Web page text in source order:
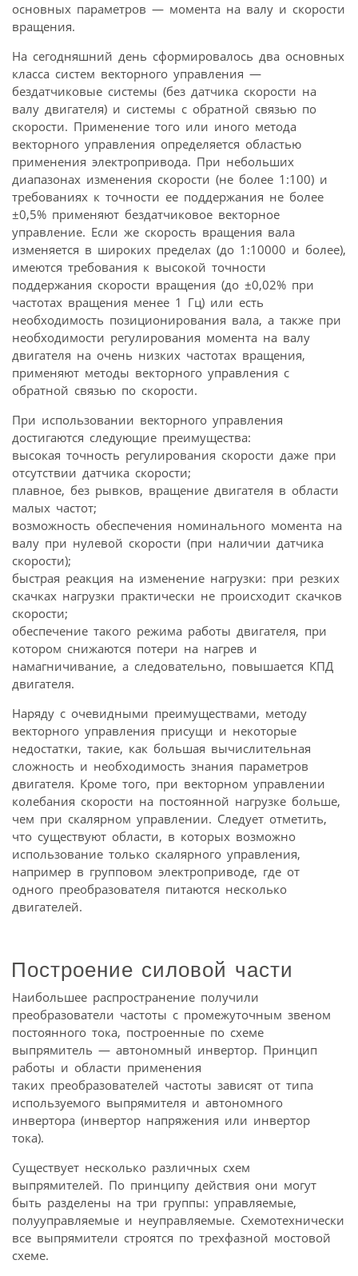
основных параметров — момента на валу и скорости
вращения.
На сегодняшний день сформировалось два основных
класса систем векторного управления —
бездатчиковые системы (без датчика скорости на
валу двигателя) и системы с обратной связью по
скорости. Применение того или иного метода
векторного управления определяется областью
применения электропривода. При небольших
диапазонах изменения скорости (не более 1:100) и
требованиях к точности ее поддержания не более
±0,5% применяют бездатчиковое векторное
управление. Если же скорость вращения вала
изменяется в широких пределах (до 1:10000 и более),
имеются требования к высокой точности
поддержания скорости вращения (до ±0,02% при
частотах вращения менее 1 Гц) или есть
необходимость позиционирования вала, а также при
необходимости регулирования момента на валу
двигателя на очень низких частотах вращения,
применяют методы векторного управления с
обратной связью по скорости.
При использовании векторного управления
достигаются следующие преимущества:
высокая точность регулирования скорости даже при
отсутствии датчика скорости;
плавное, без рывков, вращение двигателя в области
малых частот;
возможность обеспечения номинального момента на
валу при нулевой скорости (при наличии датчика
скорости);
быстрая реакция на изменение нагрузки: при резких
скачках нагрузки практически не происходит скачков
скорости;
обеспечение такого режима работы двигателя, при
котором снижаются потери на нагрев и
намагничивание, а следовательно, повышается КПД
двигателя.
Наряду с очевидными преимуществами, методу
векторного управления присущи и некоторые
недостатки, такие, как большая вычислительная
сложность и необходимость знания параметров
двигателя. Кроме того, при векторном управлении
колебания скорости на постоянной нагрузке больше,
чем при скалярном управлении. Следует отметить,
что существуют области, в которых возможно
использование только скалярного управления,
например в групповом электроприводе, где от
одного преобразователя питаются несколько
двигателей.
Построение силовой части
Наибольшее распространение получили
преобразователи частоты с промежуточным звеном
постоянного тока, построенные по схеме
выпрямитель — автономный инвертор. Принцип
работы и области применения
таких преобразователей частоты зависят от типа
используемого выпрямителя и автономного
инвертора (инвертор напряжения или инвертор
тока).
Существует несколько различных схем
выпрямителей. По принципу действия они могут
быть разделены на три группы: управляемые,
полууправляемые и неуправляемые. Схемотехнически
все выпрямители строятся по трехфазной мостовой
схеме.